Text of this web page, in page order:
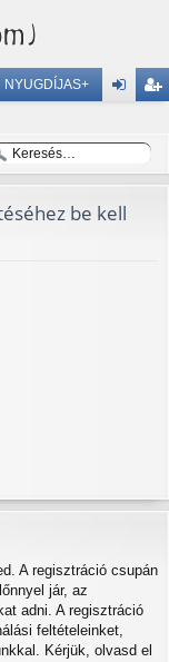
NYUGDÍJAS+
és
is
ztr
be kell
A regisztráció csupán
jár, az
adni. A regisztráció
feltételeinket,
Kérjük, olvasd el